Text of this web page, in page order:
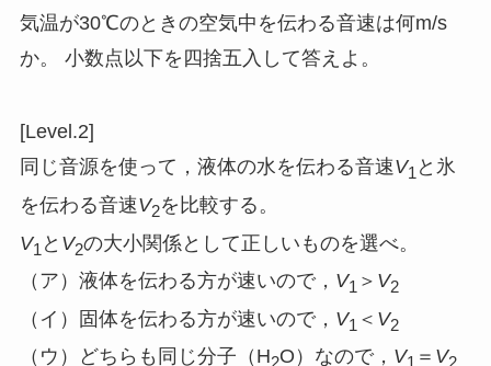
気温が30℃のときの空気中を伝わる音速は何m/s
か。 小数点以下を四捨五入して答えよ。
[Level.2]
同じ音源を使って，液体の水を伝わる音速V1 と氷
を伝わる音速V2を比較する。
V1 と V2の大小関係として正しいものを選べ。
（ア）液体を伝わる方が速いので， V1 ＞ V2
（イ）固体を伝わる方が速いので， V1 ＜ V2
（ウ）どちらも同じ分子（H2O）なので， V1 ＝ V2